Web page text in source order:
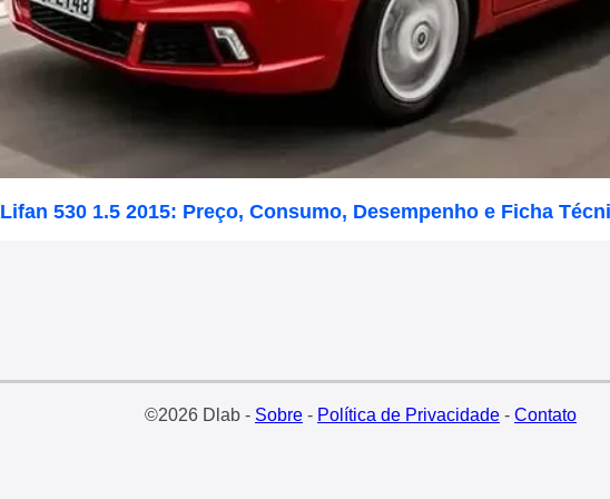
Lifan 530 1.5 2015: Preço, Consumo, Desempenho e Ficha
©2026 Dlab - Sobre- Política de Privacidade- Contato